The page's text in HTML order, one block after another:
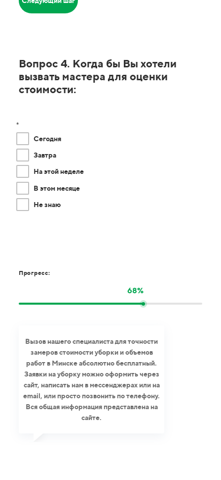
Вопрос 4. Когда бы Вы хотели
вызвать мастера для оценки
стоимости:
*
Сегодня
Завтра
На этой неделе
В этом месяце
Не знаю
Прогресс:
68%
Вызов нашего специалиста для точности
замеров стоимости уборки и объемов
работ в Минске абсолютно бесплатный.
Заявки на уборку можно оформить через
сайт, написать нам в мессенджерах или на
email, или просто позвонить по телефону.
Вся общая информация представлена на
сайте.